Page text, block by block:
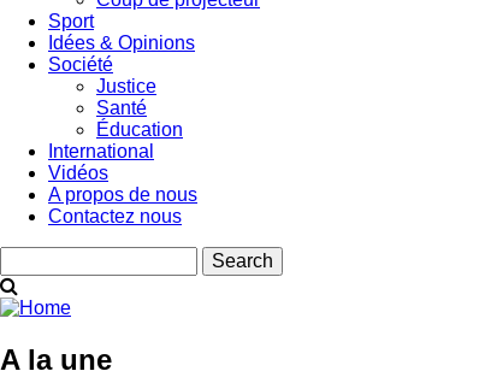
Sport
Idées & Opinions
Société
Justice
Santé
Éducation
International
Vidéos
A propos de nous
Contactez nous
A la une